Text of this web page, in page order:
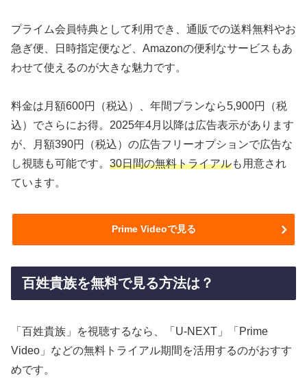
プライム会員特典として利用でき、通販での送料無料やお
急ぎ便、日時指定便など、Amazonの便利なサービスもあ
わせて使えるのが大きな魅力です。
料金は月額600円（税込）、年間プランなら5,900円（税
込）でさらにお得。2025年4月以降は広告表示があります
が、月額390円（税込）の広告フリーオプションで広告な
し視聴も可能です。 30日間の無料トライアルも用意され
ています。
Prime Videoで見る
百姓貴族を無料で見る方法は？
「百姓貴族」を視聴するなら、「U-NEXT」「Prime
Video」などの無料トライアル期間を活用するのがおすす
めです。